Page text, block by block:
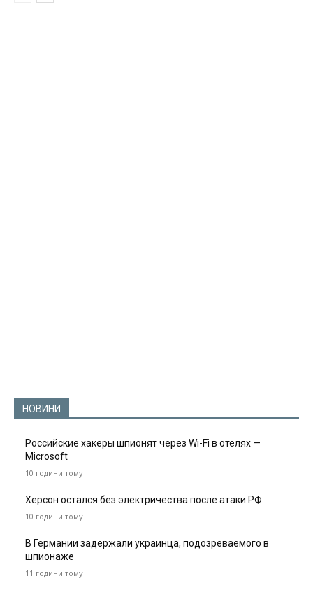
НОВИНИ
Российские хакеры шпионят через Wi-Fi в отелях —
Microsoft
10 години тому
Херсон остался без электричества после атаки РФ
10 години тому
В Германии задержали украинца, подозреваемого в
шпионаже
11 години тому